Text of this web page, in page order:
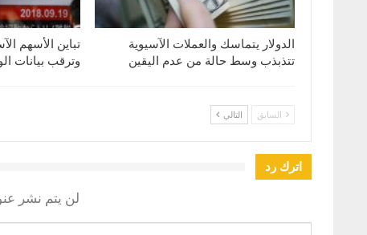
الدولار يتماسك والعملات الآسيوية
تتذبذب وسط حالة من عدم اليقين
تباين الأسهم
وترقب بيانات
السابق التالي
اترك رد
لن يتم نشر